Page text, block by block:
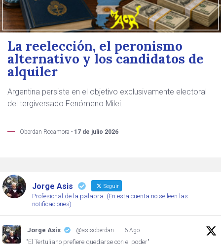
La reelección, el peronismo
alternativo y los candidatos de
alquiler
Argentina persiste en el objetivo exclusivamente electoral
del tergiversado Fenómeno Milei.
Oberdan Rocamora - 17 de julio 2026
Jorge Asis Seguir
Profesional de la palabra. (En esta cuenta no se leen las
notificaciones)
Jorge Asis @asisoberdan · 6 Ago
"El Tertuliano prefiere quedarse con el poder"